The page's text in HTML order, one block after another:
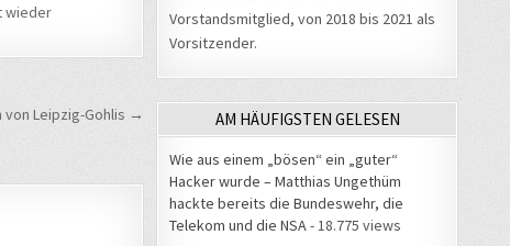
wieder
von Leipzig-Gohlis →
Vorstandsmitglied, von 2018 bis 2021 als
Vorsitzender.
AM HÄUFIGSTEN GELESEN
Wie aus einem „bösen“ ein „guter“
Hacker wurde – Matthias Ungethüm
hackte bereits die Bundeswehr, die
Telekom und die NSA - 18.775 views